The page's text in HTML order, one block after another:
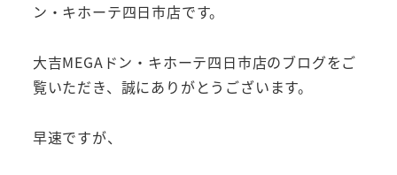
ン・キホーテ四日市店です。
大吉MEGAドン・キホーテ四日市店のブログをご
覧いただき、誠にありがとうございます。
早速ですが、